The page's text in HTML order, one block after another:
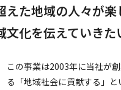
た地域の人々が楽
文化を伝えていき
この事業は2003年に当社が
る「地域社会に貢献する」